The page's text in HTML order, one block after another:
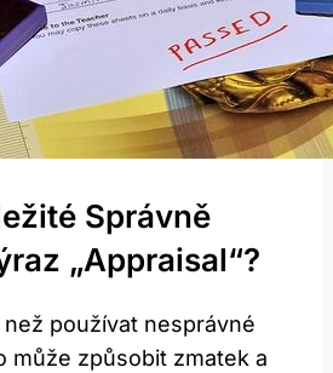
Správně
„appraisal“?
používat nesprávné
může způsobit zmatek a